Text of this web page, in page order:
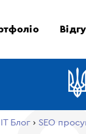
ІТ Блог › SEO